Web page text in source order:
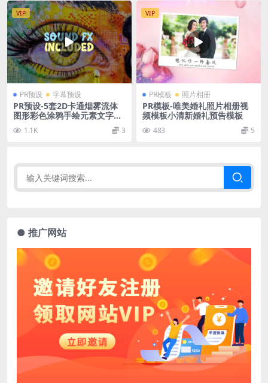
VIP
PR预设 字幕预设
PR预设-5套2D卡通烟雾流体
图形彩色涂鸦手绘元素文字标
题转场预设动画
1.1K 3
VIP
PR模板 照片相册
PR模板-唯美婚礼照片相册视
频模板小清新婚礼预告模板
483 5
● 推广网站